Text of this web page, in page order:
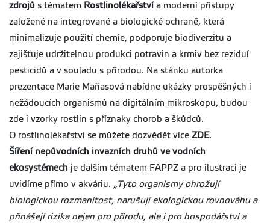
zdrojů s tématem Rostlinolékařstvía moderní přístupy
založené na integrované a biologické ochraně, která
minimalizuje použití chemie, podporuje biodiverzitu a
zajišťuje udržitelnou produkci potravin a krmiv bez reziduí
pesticidů a v souladu s přírodou. Na stánku autorka
prezentace Marie Maňasová nabídne ukázky prospěšných i
nežádoucích organismů na digitálním mikroskopu, budou
zde i vzorky rostlin s příznaky chorob a škůdců.
O rostlinolékařství se můžete dozvědět více ZDE.
Šíření nepůvodních invazních druhů ve vodních
ekosystémech je dalším tématem FAPPZ a pro ilustraci je
uvidíme přímo v akváriu. „Tyto organismy ohrožují
biologickou rozmanitost, narušují ekologickou rovnováhu a
přinášejí rizika nejen pro přírodu, ale i pro hospodářství a